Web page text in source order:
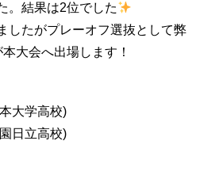
。結果は2位でした
したがプレーオフ選抜として弊
大会へ出場します！
大学高校)
日立高校)